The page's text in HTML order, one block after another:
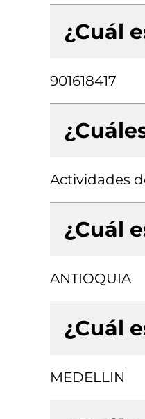
¿Cuál
901618417
Actividades
¿Cuál
ANTIOQUIA
¿Cuál
MEDELLIN